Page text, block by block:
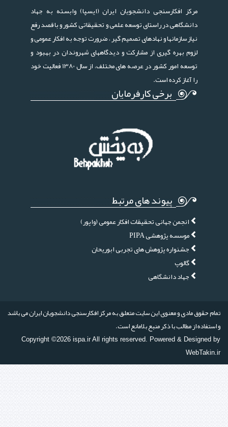
مرکز افکارسنجی دانشجویان ایران (ایسپا) وابسته به جهاد
دانشگاهی در راستای توسعه علمی و تحقیقاتی کشور و با قصد رفع
نیاز سازمانها و نهادهای تصمیم گیر ، ضرورت توجه به افکار عمومی و
لزوم بهره گیری از مشارکت و دیدگاههای شهروندان در بهبود و
توسعه امور کشور در عرصه های مختلف، از سال 1380 فعالیت خود
را آغاز کرده است.
برخی کارفرمایان
پیوند های مرتبط
انجمن جهانی تحقیقات افکار عمومی (واپور)
موسسه پژوهشی PIPA
جشنواره پژوهش های تجربی ابوریحان
گالوپ
جهاد دانشگاهی
تمام حقوق مادی و معنوی این سایت متعلق به مرکز افکارسنجی دانشجویان ایران می باشد
و استفاده از مطالب با ذکر منبع بلامانع است.
Copyright ©2026 ispa.ir All rights reserved. Powered & Designed by
WebTakin.ir